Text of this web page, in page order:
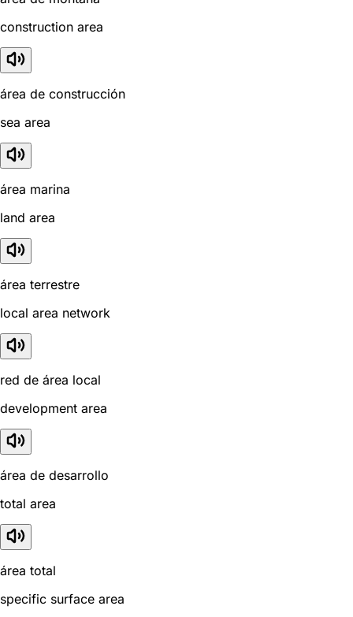
construction area
área de construcción
sea area
área marina
land area
área terrestre
local area network
red de área local
development area
área de desarrollo
total area
área total
specific surface area